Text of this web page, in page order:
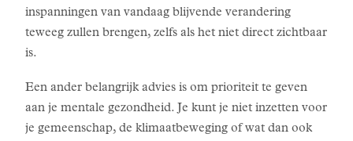
inspanningen van vandaag blijvende verandering
teweeg zullen brengen, zelfs als het niet direct zichtbaar
is.
Een ander belangrijk advies is om prioriteit te geven
aan je mentale gezondheid. Je kunt je niet inzetten voor
je gemeenschap, de klimaatbeweging of wat dan ook